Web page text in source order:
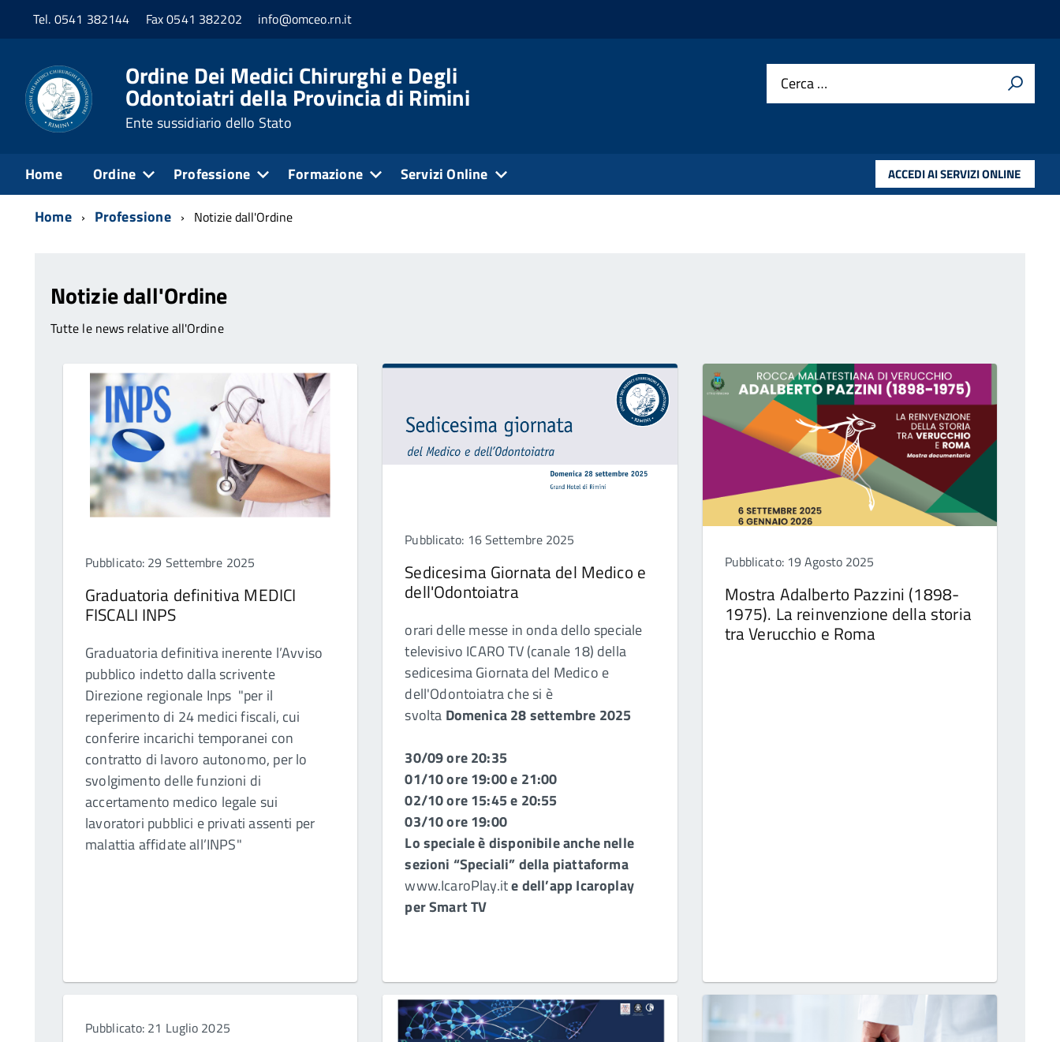
Tel. 0541 382144 Fax 0541 382202 info@omceo.rn.it
Ordine Dei Medici Chirurghi e Degli
Odontoiatri della Provincia di Rimini
Ente sussidiario dello Stato
Cerca …
Home Ordine Professione Formazione Servizi Online ACCEDI AI SERVIZI ONLINE
Home Professione Notizie dall'Ordine
Notizie dall'Ordine
Tutte le news relative all'Ordine
Pubblicato: 29 Settembre 2025
Graduatoria definitiva MEDICI
FISCALI INPS
Graduatoria definitiva inerente l’Avviso
pubblico indetto dalla scrivente
Direzione regionale Inps "per il
reperimento di 24 medici fiscali, cui
conferire incarichi temporanei con
contratto di lavoro autonomo, per lo
svolgimento delle funzioni di
accertamento medico legale sui
lavoratori pubblici e privati assenti per
malattia affidate all’INPS"
Pubblicato: 16 Settembre 2025
Sedicesima Giornata del Medico e
dell'Odontoiatra
orari delle messe in onda dello speciale
televisivo ICARO TV (canale 18) della
sedicesima Giornata del Medico e
dell'Odontoiatra che si è
svolta Domenica 28 settembre 2025
30/09 ore 20:35
01/10 ore 19:00 e 21:00
02/10 ore 15:45 e 20:55
03/10 ore 19:00
Lo speciale è disponibile anche nelle
sezioni “Speciali” della piattaforma
www.IcaroPlay.ite dell’app Icaroplay
per Smart TV
Pubblicato: 19 Agosto 2025
Mostra Adalberto Pazzini (1898-
1975). La reinvenzione della storia
tra Verucchio e Roma
Pubblicato: 21 Luglio 2025